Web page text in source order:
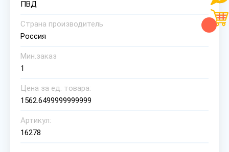
ПВД
Страна производитель
Россия
Мин.заказ
1
Цена за ед. товара:
1562.6499999999999
Артикул:
16278